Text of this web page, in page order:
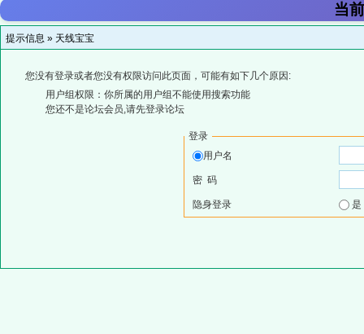
当
提示信息 » 天线宝宝
您没有登录或者您没有权限访问此页面，可能有如下几个原因:
用户组权限：你所属的用户组不能使用搜索功能
您还不是论坛会员,请先登录论坛
登录
用户名
密 码
隐身登录